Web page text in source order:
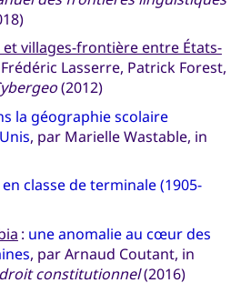
villages-frontière entre États-
Lasserre, Patrick Forest,
(2012)
la géographie scolaire
, par Marielle Wastable, in
en classe de terminale (1905-
: une anomalie au cœur des
, par Arnaud Coutant, in
constitutionnel(2016)